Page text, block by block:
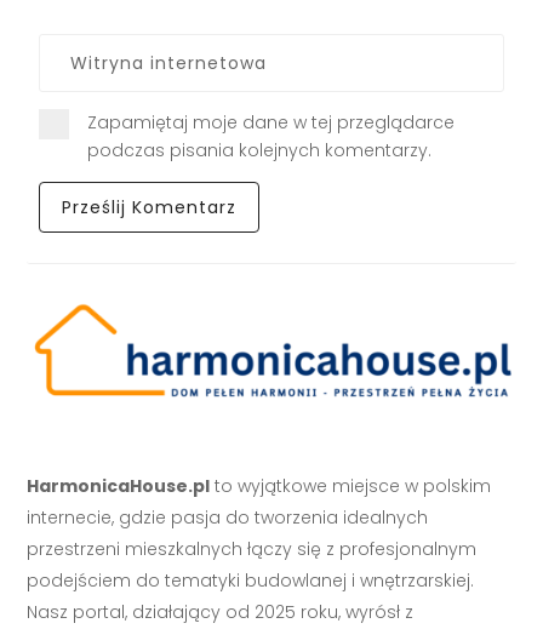
Zapamiętaj moje dane w tej przeglądarce
podczas pisania kolejnych komentarzy.
HarmonicaHouse.pl to wyjątkowe miejsce w polskim
internecie, gdzie pasja do tworzenia idealnych
przestrzeni mieszkalnych łączy się z profesjonalnym
podejściem do tematyki budowlanej i wnętrzarskiej.
Nasz portal, działający od 2025 roku, wyrósł z